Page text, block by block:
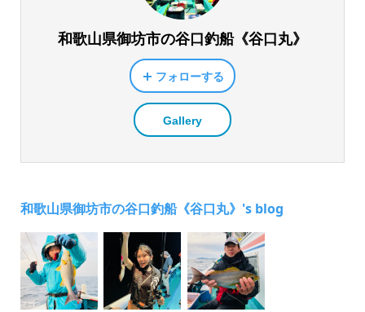
和歌山県御坊市の谷口釣船《谷口丸》
フォローする
Gallery
和歌山県御坊市の谷口釣船《谷口丸》's blog